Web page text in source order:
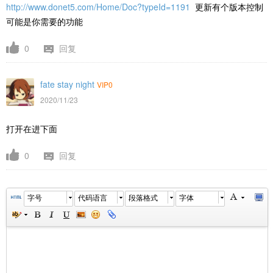
http://www.donet5.com/Home/Doc?typeId=1191 更新有个版本控制
可能是你需要的功能
0 回复
fate stay night VIP0
2020/11/23
打开在进下面
0 回复
字号 代码语言 段落格式 字体